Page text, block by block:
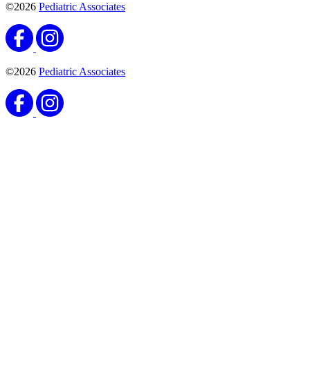
©2026 Pediatric Associates
©2026 Pediatric Associates